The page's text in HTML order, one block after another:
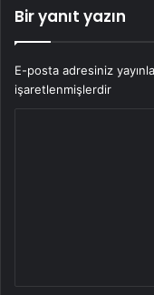
Bir yanıt yazın
E-posta adresiniz
işaretlenmişlerdir